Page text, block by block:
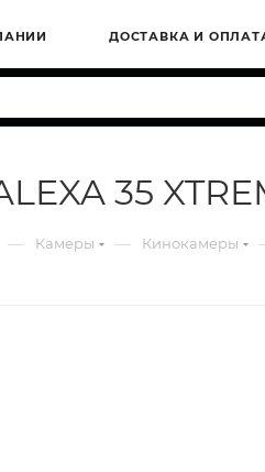
ДОСТАВКА И
35
— Камеры — Кинокамеры